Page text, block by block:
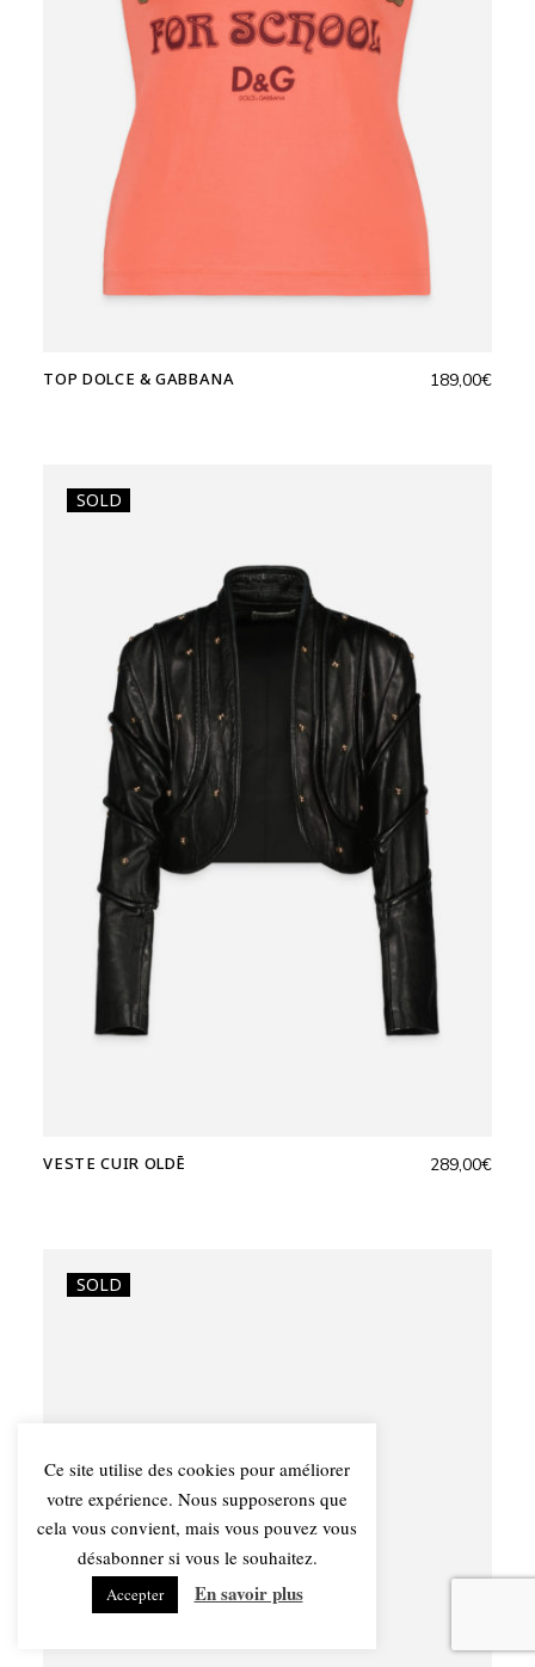
TOP DOLCE & GABBANA 189,00€
SOLD
VESTE CUIR OLDĒ 289,00€
SOLD
Ce site utilise des cookies pour améliorer
votre expérience. Nous supposerons que
cela vous convient, mais vous pouvez vous
désabonner si vous le souhaitez.
Accepter En savoir plus